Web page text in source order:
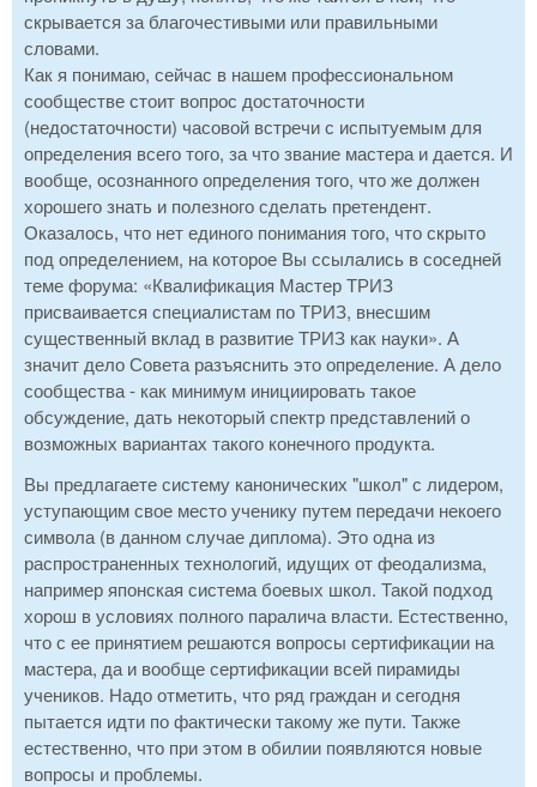
скрывается за благочестивыми или правильными
словами.
Как я понимаю, сейчас в нашем профессиональном
сообществе стоит вопрос достаточности
(недостаточности) часовой встречи с испытуемым для
определения всего того, за что звание мастера и дается. И
вообще, осознанного определения того, что же должен
хорошего знать и полезного сделать претендент.
Оказалось, что нет единого понимания того, что скрыто
под определением, на которое Вы ссылались в соседней
теме форума: «Квалификация Мастер ТРИЗ
присваивается специалистам по ТРИЗ, внесшим
существенный вклад в развитие ТРИЗ как науки». А
значит дело Совета разъяснить это определение. А дело
сообщества - как минимум инициировать такое
обсуждение, дать некоторый спектр представлений о
возможных вариантах такого конечного продукта.
Вы предлагаете систему канонических "школ" с лидером,
уступающим свое место ученику путем передачи некоего
символа (в данном случае диплома). Это одна из
распространенных технологий, идущих от феодализма,
например японская система боевых школ. Такой подход
хорош в условиях полного паралича власти. Естественно,
что с ее принятием решаются вопросы сертификации на
мастера, да и вообще сертификации всей пирамиды
учеников. Надо отметить, что ряд граждан и сегодня
пытается идти по фактически такому же пути. Также
естественно, что при этом в обилии появляются новые
вопросы и проблемы.